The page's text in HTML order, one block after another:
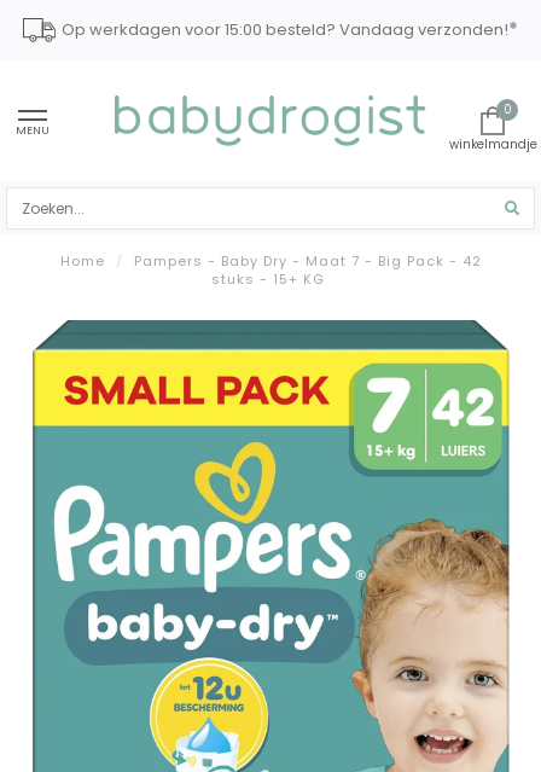
Op werkdagen voor 15:00 besteld? Vandaag verzonden!*
MENU
0
Home /
Pampers - Baby Dry - Maat 7 - Big Pack - 42
stuks - 15+ KG